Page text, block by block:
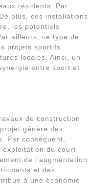
résidents. Par
plus, ces installations
les potentiels
ailleurs, ce type de
projets sportifs
locales. Ainsi, un
entre sport et
de construction
génère des
Par conséquent,
du court
de l’augmentation
et des
à une économie